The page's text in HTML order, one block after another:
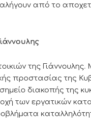
από το
της Γιάννουλης.
προστασίας της
διακοπής της
των εργατικών